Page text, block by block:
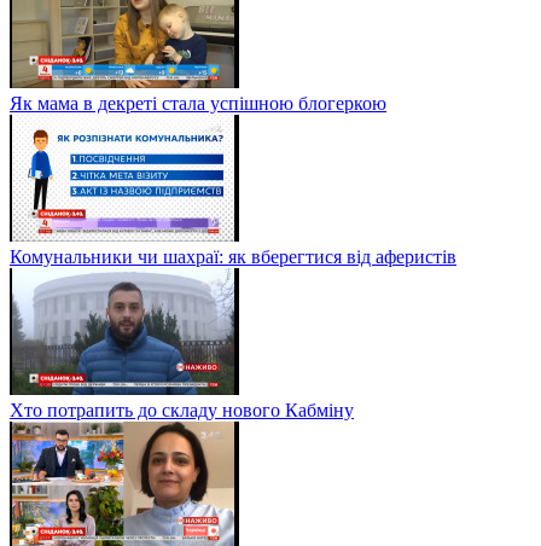
Як мама в декреті стала успішною блогеркою
Комунальники чи шахраї: як вберегтися від аферистів
Хто потрапить до складу нового Кабміну